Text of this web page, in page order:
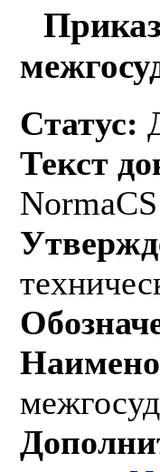
Статус:
Текст
NormaCS